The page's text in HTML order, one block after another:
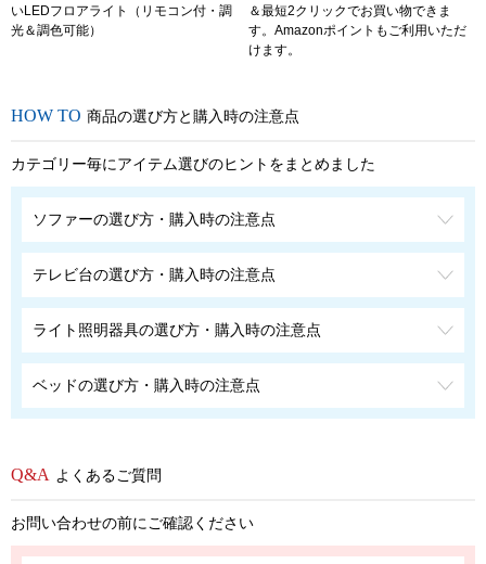
いLEDフロアライト（リモコン付・調
光＆調色可能）
＆最短2クリックでお買い物できま
す。Amazonポイントもご利用いただ
けます。
商品の選び方と購入時の注意点
カテゴリー毎にアイテム選びのヒントをまとめました
ソファーの選び方・購入時の注意点
テレビ台の選び方・購入時の注意点
ライト照明器具の選び方・購入時の注意点
ベッドの選び方・購入時の注意点
よくあるご質問
お問い合わせの前にご確認ください